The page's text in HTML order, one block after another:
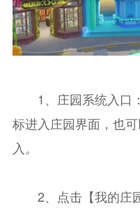
1、庄园系统入口
标进入庄园界面，也
入。
2、点击【我的庄